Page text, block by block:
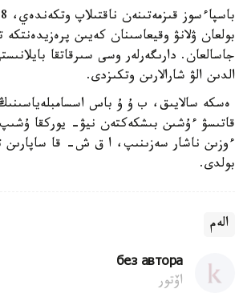
بولعان ۋلانۋ وقيعاسىنان كەيىن پرەزيدەنتكە
جاسالعان. دارىگەرلەر وسى سىرقاتقا
الدىن الۋ شارالارىن وتكىزدى.
قاتىسۋ ءۇشىن بىشكەكتەن نيۋ- يوركقا ۇشىپ
ءوزىن ناشار سەزىنىپ، ا ق ش- قا ساپارىن
بولدى.
الەم
без автора
اۆتور